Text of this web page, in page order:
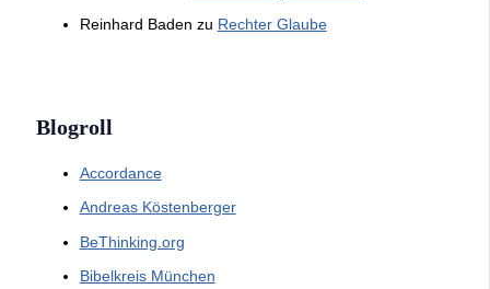
Reinhard Baden zu Rechter Glaube
Blogroll
Accordance
Andreas Köstenberger
BeThinking.org
Bibelkreis München